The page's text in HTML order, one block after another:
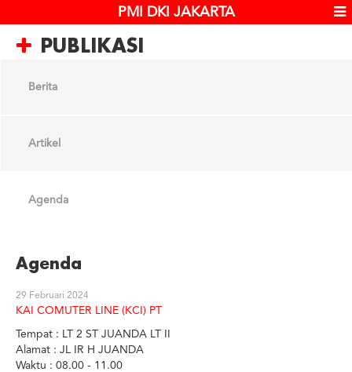
PMI DKI JAKARTA
PUBLIKASI
Berita
Artikel
Agenda
Agenda
29 Februari 2024
KAI COMUTER LINE (KCI) PT
Tempat : LT 2 ST JUANDA LT II
Alamat : JL IR H JUANDA
Waktu : 08.00 - 11.00